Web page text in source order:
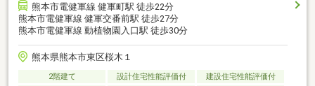
熊本市電健軍線 健軍町駅 徒歩22分
熊本市電健軍線 健軍交番前駅 徒歩27分
熊本市電健軍線 動植物園入口駅 徒歩30分
熊本県熊本市東区桜木１
2階建て 設計住宅性能評価付
建設住宅性能評価付